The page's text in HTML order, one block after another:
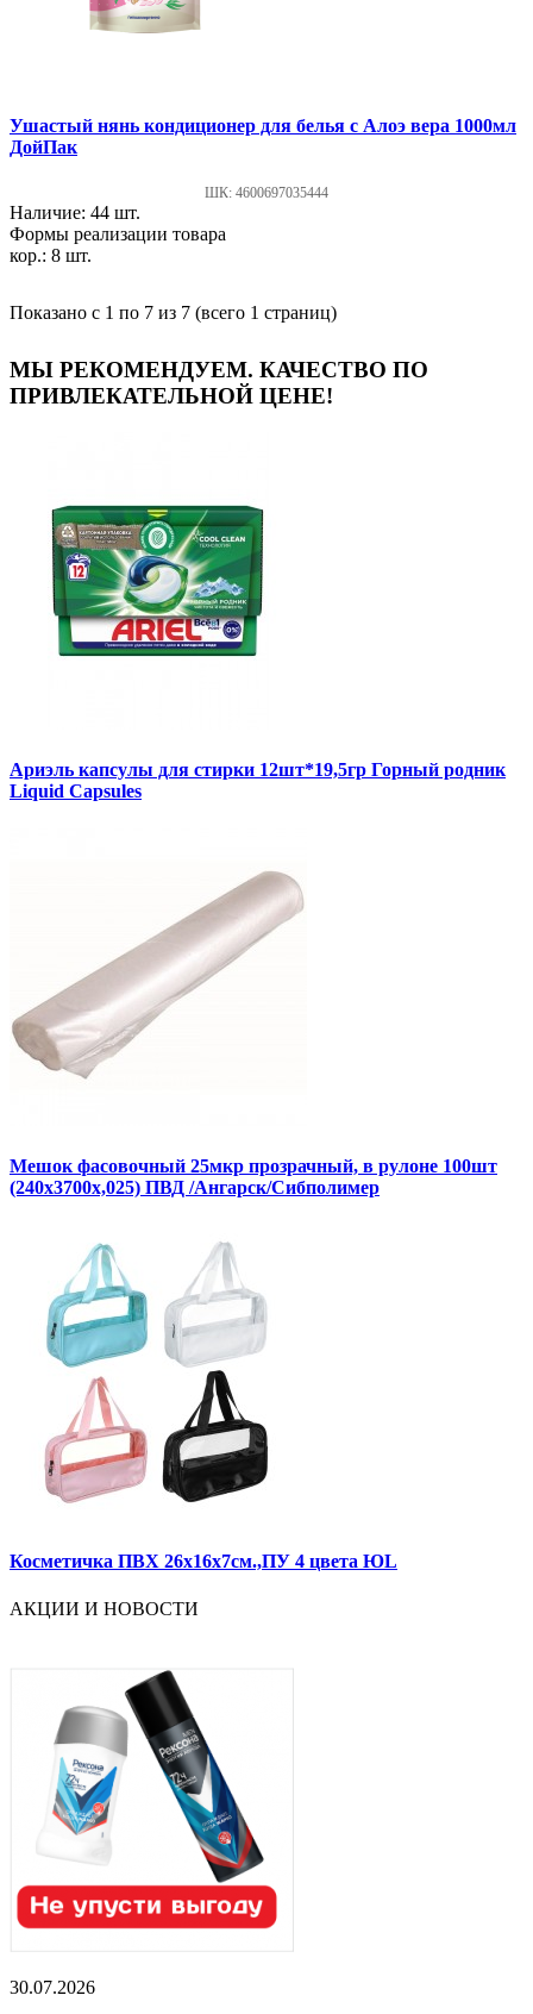
Ушастый нянь кондиционер для белья с Алоэ вера 1000мл
ДойПак
ШК: 4600697035444
Наличие: 44 шт.
Формы реализации товара
кор.: 8 шт.
Показано с 1 по 7 из 7 (всего 1 страниц)
МЫ РЕКОМЕНДУЕМ. КАЧЕСТВО ПО
ПРИВЛЕКАТЕЛЬНОЙ ЦЕНЕ!
Ариэль капсулы для стирки 12шт*19,5гр Горный родник
Liquid Capsules
Мешок фасовочный 25мкр прозрачный, в рулоне 100шт
(240х3700х,025) ПВД /Ангарск/Сибполимер
Косметичка ПВХ 26х16х7см.,ПУ 4 цвета ЮL
АКЦИИ И НОВОСТИ
30.07.2026